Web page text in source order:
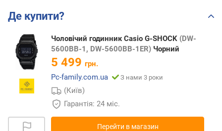
Де купити?
Чоловічий годинник Casio G-SHOCK (DW-
5600BB-1, DW-5600BB-1ER) Чорний
5 499 грн.
Pc-family.com.ua
З нами 3 роки
(Київ)
Гарантія: 24 міс.
Перейти в магазин